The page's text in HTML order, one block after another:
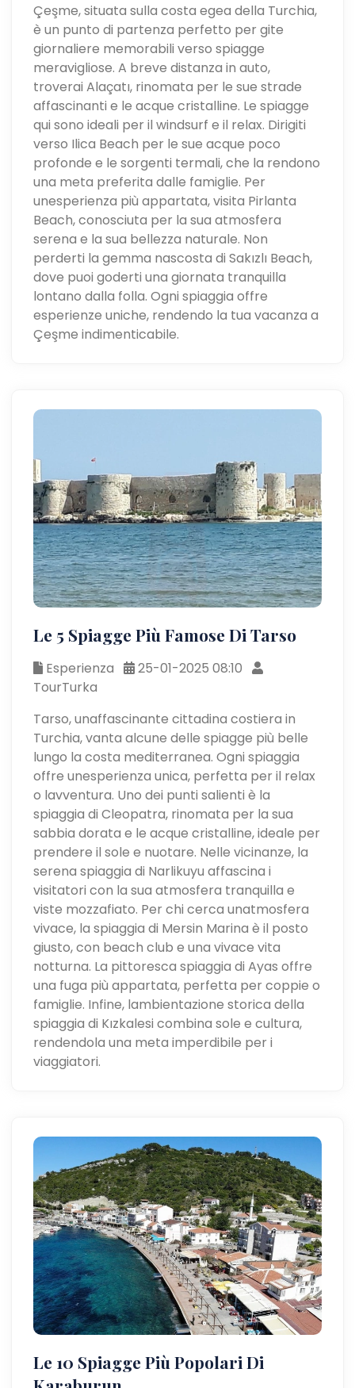
Çeşme, situata sulla costa egea della Turchia,
è un punto di partenza perfetto per gite
giornaliere memorabili verso spiagge
meravigliose. A breve distanza in auto,
troverai Alaçatı, rinomata per le sue strade
affascinanti e le acque cristalline. Le spiagge
qui sono ideali per il windsurf e il relax. Dirigiti
verso Ilica Beach per le sue acque poco
profonde e le sorgenti termali, che la rendono
una meta preferita dalle famiglie. Per
unesperienza più appartata, visita Pirlanta
Beach, conosciuta per la sua atmosfera
serena e la sua bellezza naturale. Non
perderti la gemma nascosta di Sakızlı Beach,
dove puoi goderti una giornata tranquilla
lontano dalla folla. Ogni spiaggia offre
esperienze uniche, rendendo la tua vacanza a
Çeşme indimenticabile.
Le 5 Spiagge Più Famose Di Tarso
Esperienza
25-01-2025 08:10
TourTurka
Tarso, unaffascinante cittadina costiera in
Turchia, vanta alcune delle spiagge più belle
lungo la costa mediterranea. Ogni spiaggia
offre unesperienza unica, perfetta per il relax
o lavventura. Uno dei punti salienti è la
spiaggia di Cleopatra, rinomata per la sua
sabbia dorata e le acque cristalline, ideale per
prendere il sole e nuotare. Nelle vicinanze, la
serena spiaggia di Narlikuyu affascina i
visitatori con la sua atmosfera tranquilla e
viste mozzafiato. Per chi cerca unatmosfera
vivace, la spiaggia di Mersin Marina è il posto
giusto, con beach club e una vivace vita
notturna. La pittoresca spiaggia di Ayas offre
una fuga più appartata, perfetta per coppie o
famiglie. Infine, lambientazione storica della
spiaggia di Kızkalesi combina sole e cultura,
rendendola una meta imperdibile per i
viaggiatori.
Le 10 Spiagge Più Popolari Di